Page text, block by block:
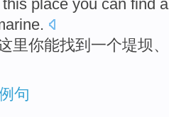
this place you can find
里你能找到 一个堤坝、
句